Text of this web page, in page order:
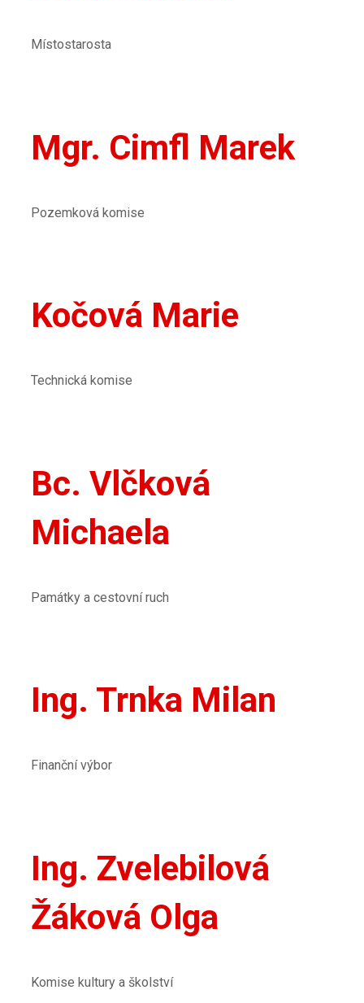
Místostarosta
Mgr. Cimfl Marek
Pozemková komise
Kočová Marie
Technická komise
Bc. Vlčková
Michaela
Památky a cestovní ruch
Ing. Trnka Milan
Finanční výbor
Ing. Zvelebilová
Žáková Olga
Komise kultury a školství